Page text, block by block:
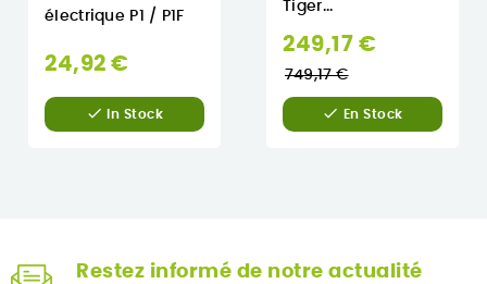
électrique P1 / P1F
24,92 €
 In Stock
Tiger...
249,17 €Prix
749,17 €
 En Stock
Restez informé de notre actualité